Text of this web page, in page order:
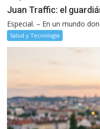
Juan Traffic: el
Especial. – En un mundo
Salud y Tecnología